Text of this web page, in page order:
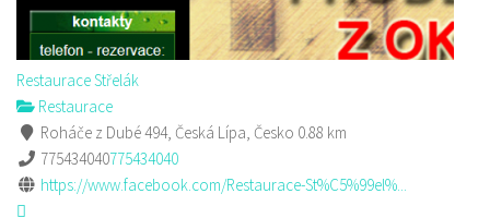
Restaurace Střelák
Restaurace
Roháče z Dubé 494, Česká Lípa, Česko 0.88 km
775434040775434040
https://www.facebook.com/Restaurace-St%C5%99el%...